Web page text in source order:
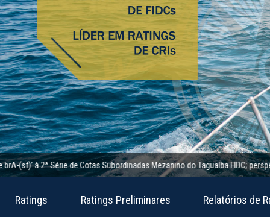
2ª Série de Cotas Subordinadas Mezanino do Taguaíba FIDC; perspectiva
Ratings Ratings Preliminares Relatórios de